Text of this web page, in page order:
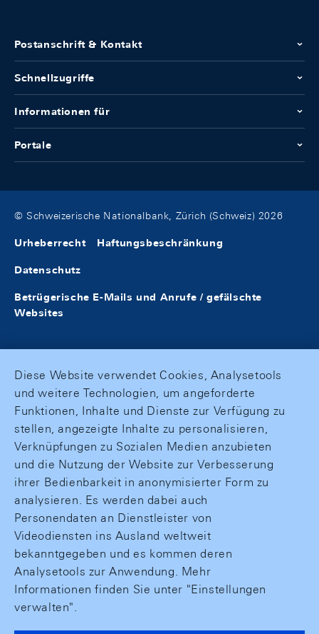
Postanschrift & Kontakt
Schnellzugriffe
Informationen für
Portale
© Schweizerische Nationalbank, Zürich (Schweiz) 2026
Urheberrecht Haftungsbeschränkung
Datenschutz
Betrügerische E-Mails und Anrufe / gefälschte
Websites
Diese Website verwendet Cookies, Analysetools
und weitere Technologien, um angeforderte
Funktionen, Inhalte und Dienste zur Verfügung zu
stellen, angezeigte Inhalte zu personalisieren,
Verknüpfungen zu Sozialen Medien anzubieten
und die Nutzung der Website zur Verbesserung
ihrer Bedienbarkeit in anonymisierter Form zu
analysieren. Es werden dabei auch
Personendaten an Dienstleister von
Videodiensten ins Ausland weltweit
bekanntgegeben und es kommen deren
Analysetools zur Anwendung. Mehr
Informationen finden Sie unter "Einstellungen
verwalten".